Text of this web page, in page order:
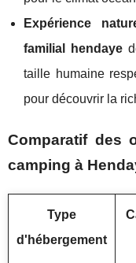
Expérience
familial hendaye
taille humaine
pour découvrir la
Comparatif des
camping à
Type
d'hébergement